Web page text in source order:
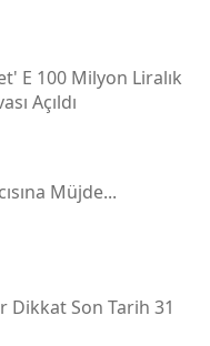
E 100 Milyon Liralık
Açıldı
Müjde...
Dikkat Son Tarih 31